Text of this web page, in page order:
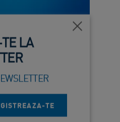
Închide
LA
TE